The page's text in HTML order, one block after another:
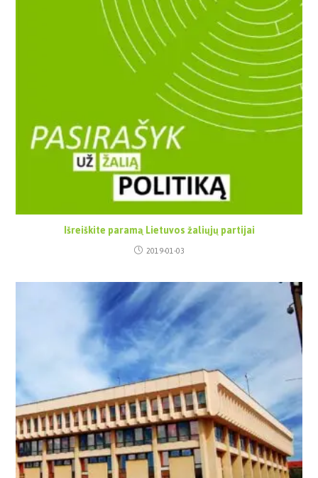
Išreiškite paramą Lietuvos žaliųjų partijai
2019-01-03